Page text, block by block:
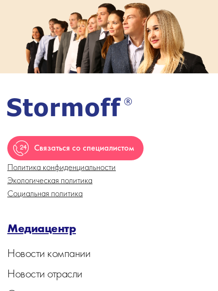
Связаться со специалистом
Политика конфиденциальности
Экологическая политика
Социальная политика
Медиацентр
Новости компании
Новости отрасли